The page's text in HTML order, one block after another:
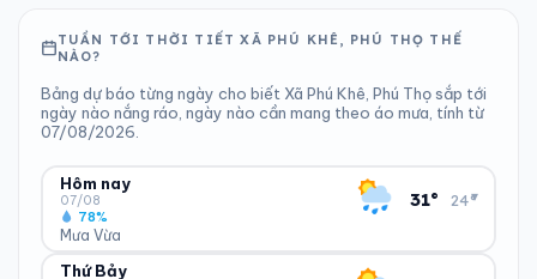
TUẦN TỚI THỜI TIẾT XÃ PHÚ KHÊ, PHÚ THỌ THẾ
NÀO?
Bảng dự báo từng ngày cho biết Xã Phú Khê, Phú Thọ sắp tới
ngày nào nắng ráo, ngày nào cần mang theo áo mưa, tính từ
07/08/2026.
Hôm nay
07/08
Mưa Vừa
78%
31° 24°
▾
ĐỘ ẨM
Thứ Bảy